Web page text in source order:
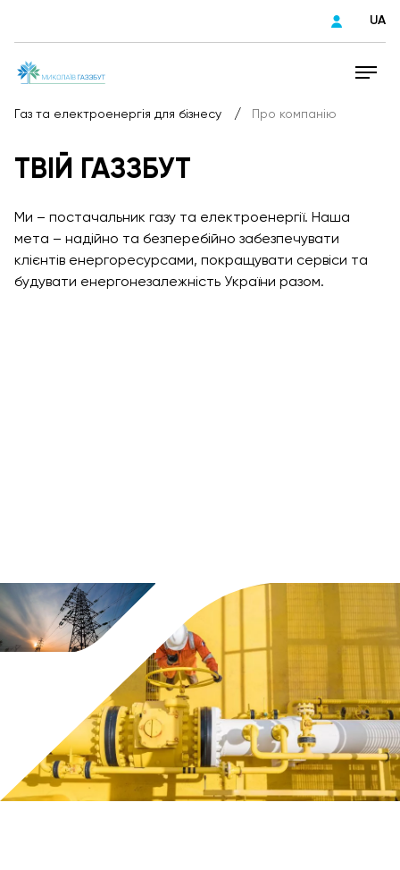
UA
Газ та електроенергія для бізнесу / Про компанію
ТВІЙ ГАЗЗБУТ
Ми – постачальник газу та електроенергії. Наша
мета – надійно та безперебійно забезпечувати
клієнтів енергоресурсами, покращувати сервіси та
будувати енергонезалежність України разом.